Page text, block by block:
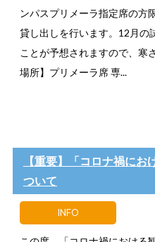
ンパスプリメーラ指定席の方
貸し出しを行います。12月の
ことが予想されますので、寒
場所】プリメーラ席 専...
【重要】「コロナ禍に
ついて
INFO